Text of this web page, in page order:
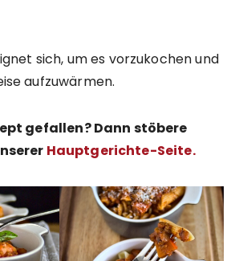
sich, um es vorzukochen und
aufzuwärmen.
gefallen? Dann stöbere
Hauptgerichte-Seite.